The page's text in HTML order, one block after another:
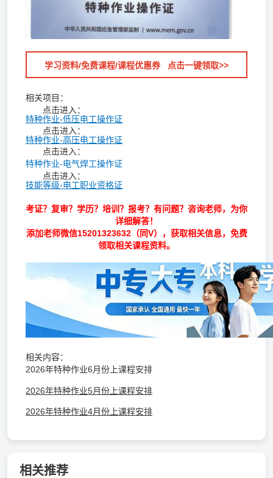
学习资料/免费课程/课程优惠券 点击一键领取>>
相关项目：
点击进入：
特种作业-低压电工操作证
点击进入：
特种作业-高压电工操作证
点击进入：
特种作业-电气焊工操作证
点击进入：
技能等级-电工职业资格证
考证？复审？学历？培训？报考？有问题？咨询老师，为你
详细解答！
添加老师微信15201323632（同V），获取相关信息，免费
领取相关课程资料。
相关内容：
2026年特种作业6月份上课程安排
2026年特种作业5月份上课程安排
2026年特种作业4月份上课程安排
相关推荐